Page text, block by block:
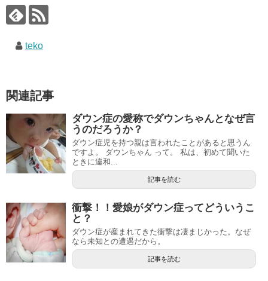
teko
関連記事
ダウン症の愛称でダウンちゃんとなぜ言
うのだろうか？
ダウン症児を持つ親は言われたことがあると思うん
ですよ。 ダウンちゃん って。 私は、初めて聞いた
ときに違和...
記事を読む
衝撃！！愛娘がダウン症ってどういうこ
と？
ダウン症が産まれてきた衝撃は凄まじかった。なぜ
なら未知との遭遇だから。
記事を読む